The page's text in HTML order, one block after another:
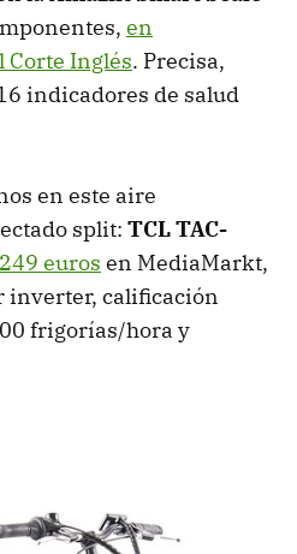
en
Corte Inglés. Precisa,
indicadores de salud
en este aire
split: TCL TAC-
249 euros en MediaMarkt,
inverter, calificación
frigorías/hora y